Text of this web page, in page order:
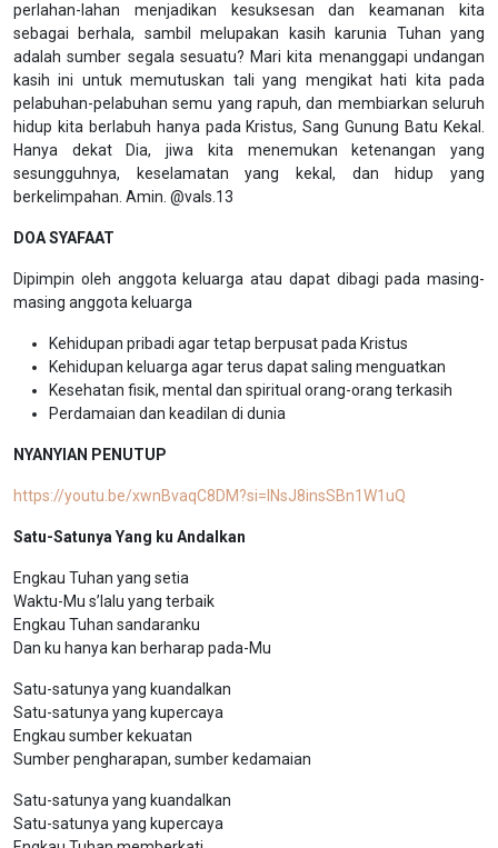
perlahan-lahan menjadikan kesuksesan dan keamanan kita
sebagai berhala, sambil melupakan kasih karunia Tuhan yang
adalah sumber segala sesuatu? Mari kita menanggapi undangan
kasih ini untuk memutuskan tali yang mengikat hati kita pada
pelabuhan-pelabuhan semu yang rapuh, dan membiarkan seluruh
hidup kita berlabuh hanya pada Kristus, Sang Gunung Batu Kekal.
Hanya dekat Dia, jiwa kita menemukan ketenangan yang
sesungguhnya, keselamatan yang kekal, dan hidup yang
berkelimpahan. Amin. @vals.13
DOA SYAFAAT
Dipimpin oleh anggota keluarga atau dapat dibagi pada masing-
masing anggota keluarga
Kehidupan pribadi agar tetap berpusat pada Kristus
Kehidupan keluarga agar terus dapat saling menguatkan
Kesehatan fisik, mental dan spiritual orang-orang terkasih
Perdamaian dan keadilan di dunia
NYANYIAN PENUTUP
https://youtu.be/xwnBvaqC8DM?si=INsJ8insSBn1W1uQ
Satu-Satunya Yang ku Andalkan
Engkau Tuhan yang setia
Waktu-Mu s’lalu yang terbaik
Engkau Tuhan sandaranku
Dan ku hanya kan berharap pada-Mu
Satu-satunya yang kuandalkan
Satu-satunya yang kupercaya
Engkau sumber kekuatan
Sumber pengharapan, sumber kedamaian
Satu-satunya yang kuandalkan
Satu-satunya yang kupercaya